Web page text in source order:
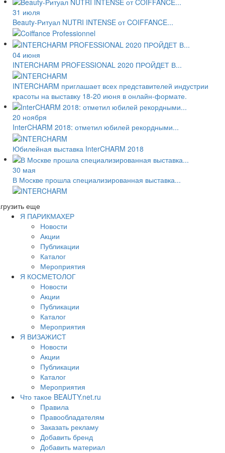
31 июля
Beauty-Ритуал NUTRI INTENSE от COIFFANCE...
04 июня
INTERCHARM PROFESSIONAL 2020 ПРОЙДЕТ В...
INTERCHARM приглашает всех представителей индустрии
красоты на выставку 18-20 июня в онлайн-формате.
20 ноября
InterCHARM 2018: отметил юбилей рекордными...
Юбилейная выставка InterCHARM 2018
30 мая
В Москве прошла специализированная выставка...
еще
Я ПАРИКМАХЕР
Новости
Акции
Публикации
Каталог
Мероприятия
Я КОСМЕТОЛОГ
Новости
Акции
Публикации
Каталог
Мероприятия
Я ВИЗАЖИСТ
Новости
Акции
Публикации
Каталог
Мероприятия
Что такое BEAUTY.net.ru
Правила
Правообладателям
Заказать рекламу
Добавить бренд
Добавить материал